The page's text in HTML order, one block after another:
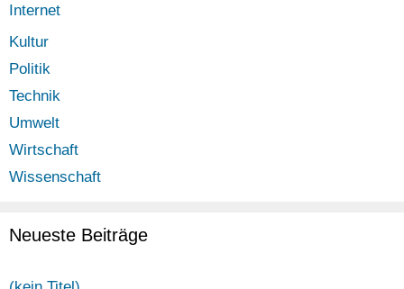
Internet
Kultur
Politik
Technik
Umwelt
Wirtschaft
Wissenschaft
Neueste Beiträge